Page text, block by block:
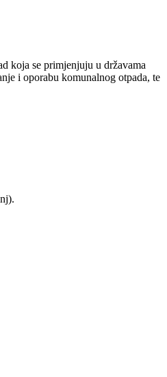
koja se primjenjuju u državama
i oporabu komunalnog otpada, te